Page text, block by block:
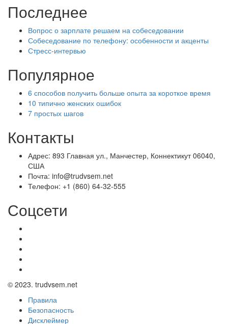
Последнее
Вопрос о зарплате решаем на собеседовании
Собеседование по телефону: особенности и акценты
Стресс-интервью
Популярное
6 способов получить больше опыта за короткое время
10 типично женских ошибок
7 простых шагов
Контакты
Адрес: 893 Главная ул., Манчестер, Коннектикут 06040,
США
Почта: info@trudvsem.net
Телефон: +1 (860) 64-32-555
Соцсети
© 2023. trudvsem.net
Правила
Безопасность
Дисклеймер